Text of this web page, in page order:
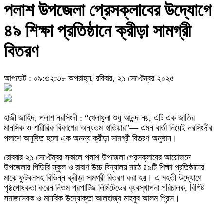
পলাশ উপজেলা প্রেসক্লাবের উদ্যোগে
৪৯ শিক্ষা প্রতিষ্ঠানে ক্রীড়া সামগ্রী
বিতরণ
আপডেট : ০৯:৩২:৩৮ অপরাহ্ন, রবিবার, ২১ সেপ্টেম্বর ২০২৫
হাজী জাহিদ, পলাশ নরসিংদী : “খেলাধুলা শুধু আনন্দ নয়, এটি এক জাতির
মানসিক ও শারীরিক বিকাশের অন্যতম হাতিয়ার”— এমন বার্তা নিয়েই নরসিংদীর
পলাশে অনুষ্ঠিত হলো এক অনন্য ক্রীড়া সামগ্রী বিতরণ অনুষ্ঠান।
রোববার ২১ সেপ্টেম্বর সকালে পলাশ উপজেলা প্রেসক্লাবের আয়োজনে
উপজেলার পিডিবি স্কুল ও রাবাণ উচ্চ বিদ্যালয় মাঠে ৪৯টি শিক্ষা প্রতিষ্ঠানের
মাঝে ফুটবলসহ বিভিন্ন ক্রীড়া সামগ্রী বিতরণ করা হয়। এ মহতী উদ্যোগে
পৃষ্ঠপোষকতা করেন নিওম প্রপার্টিজ লিমিটেডের ব্যবস্থাপনা পরিচালক, বিশিষ্ট
সমাজসেবক ও মানবিক উদ্যোক্তা আলহাজ্ব মাহবুব আলম প্রিন্স।